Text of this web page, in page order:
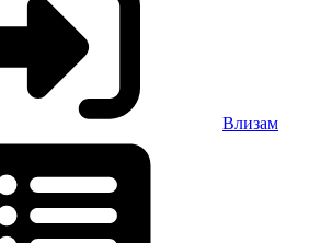
Влизам